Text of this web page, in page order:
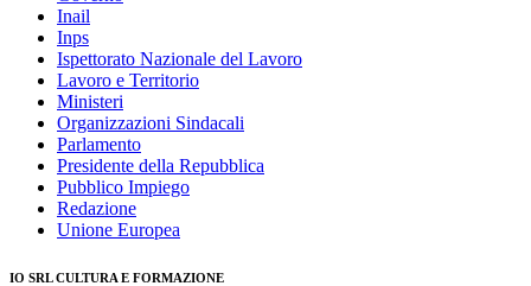
Inail
Inps
Ispettorato Nazionale del Lavoro
Lavoro e Territorio
Ministeri
Organizzazioni Sindacali
Parlamento
Presidente della Repubblica
Pubblico Impiego
Redazione
Unione Europea
IO SRL CULTURA E FORMAZIONE